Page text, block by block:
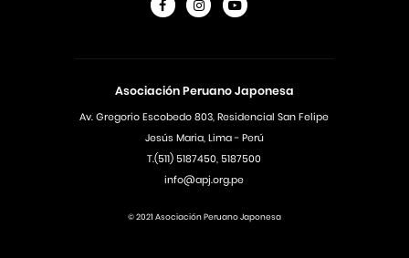
Asociación Peruano Japonesa
Av. Gregorio Escobedo 803, Residencial San Felipe
Jesús Maria, Lima - Perú
T.(511) 5187450, 5187500
info@apj.org.pe
© 2021 Asociación Peruano Japonesa